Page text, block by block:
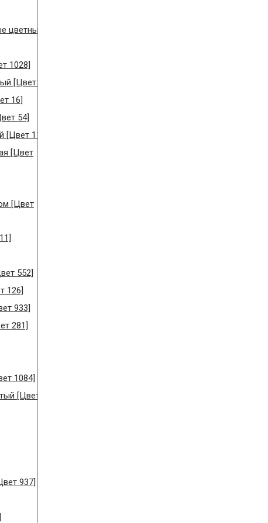
цветные
1028]
[Цвет 5]
16]
54]
[Цвет 115]
[Цвет
[Цвет
552]
126]
933]
281]
1084]
[Цвет
937]